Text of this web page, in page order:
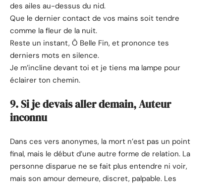
des ailes au-dessus du nid.
Que le dernier contact de vos mains soit tendre
comme la fleur de la nuit.
Reste un instant, Ô Belle Fin, et prononce tes
derniers mots en silence.
Je m’incline devant toi et je tiens ma lampe pour
éclairer ton chemin.
9. Si je devais aller demain, Auteur
inconnu
Dans ces vers anonymes, la mort n’est pas un point
final, mais le début d’une autre forme de relation. La
personne disparue ne se fait plus entendre ni voir,
mais son amour demeure, discret, palpable. Les